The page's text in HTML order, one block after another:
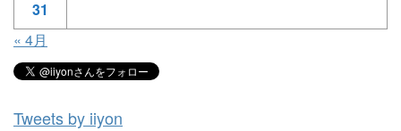
31
« 4月
Tweets by iiyon